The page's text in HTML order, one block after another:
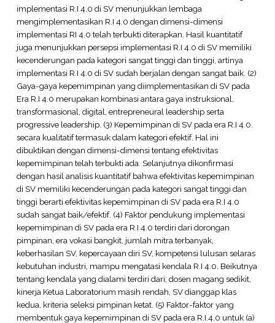
implementasi R.I 4.0 di SV menunjukkan lembaga
mengimplementasikan R.I 4.0 dengan dimensi-dimensi
implementasi RI 4.0 telah terbukti diterapkan. Hasil kuantitatif
juga menunjukkan persepsi implementasi R.I 4.0 di SV memiliki
kecenderungan pada kategori sangat tinggi dan tinggi, artinya
implementasi R.I 4.0 di SV sudah berjalan dengan sangat baik. (2)
Gaya-gaya kepemimpinan yang diimplementasikan di SV pada
Era R.I 4.0 merupakan kombinasi antara gaya instruksional,
transformasional, digital, entrepreneural leadership serta
progressive leadership. (3) Kepemimpinan di SV pada era R.I 4.0.
secara kualitatif termasuk dalam kategori efektif. Hal ini
dibuktikan dengan dimensi-dimensi tentang efektivitas
kepemimpinan telah terbukti ada. Selanjutnya dikonfirmasi
dengan hasil analisis kuantitatif bahwa efektivitas kepemimpinan
di SV memiliki kecenderungan pada kategori sangat tinggi dan
tinggi berarti efektivitas kepemimpinan di SV pada era R.I 4.0
sudah sangat baik/efektif. (4) Faktor pendukung implementasi
kepemimpinan di SV pada era R.I 4.0 terdiri dari dorongan
pimpinan, era vokasi bangkit, jumlah mitra terbanyak,
keberhasilan SV, kepercayaan diri SV, kompetensi lulusan selaras
kebutuhan industri, mampu mengatasi kendala R.I 4.0. Beikutnya
tentang kendala yang dialami terdiri dari; dosen magang sedikit,
kinerja Ketua Laboratorium masih rendah, SV dianggap klas
kedua, kriteria seleksi pimpinan ketat. (5) Faktor-faktor yang
membentuk gaya kepemimpinan di SV pada era R.I.4.0 untuk (a)